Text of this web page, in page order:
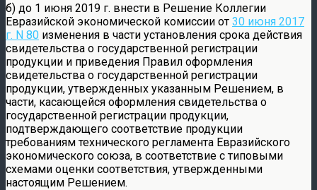
б) до 1 июня 2019 г. внести в Решение Коллегии
Евразийской экономической комиссии от 30 июня 2017
г. N 80 изменения в части установления срока действия
свидетельства о государственной регистрации
продукции и приведения Правил оформления
свидетельства о государственной регистрации
продукции, утвержденных указанным Решением, в
части, касающейся оформления свидетельства о
государственной регистрации продукции,
подтверждающего соответствие продукции
требованиям технического регламента Евразийского
экономического союза, в соответствие с типовыми
схемами оценки соответствия, утвержденными
настоящим Решением.